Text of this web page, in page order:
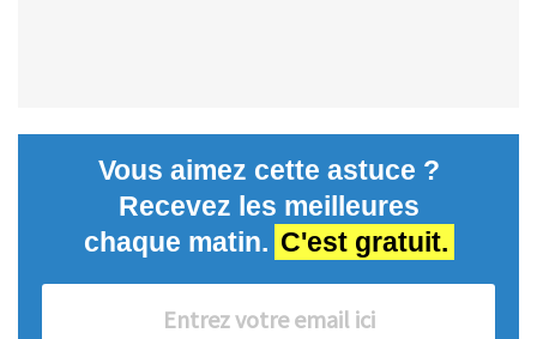
Vous aimez cette astuce ?
Recevez les meilleures
chaque matin. C'est gratuit.